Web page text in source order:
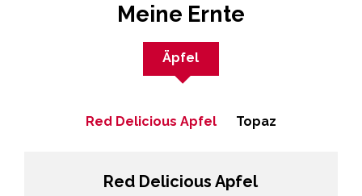
Meine Ernte
Red Delicious Apfel
Red Delicious Apfel Topaz
Äpfel